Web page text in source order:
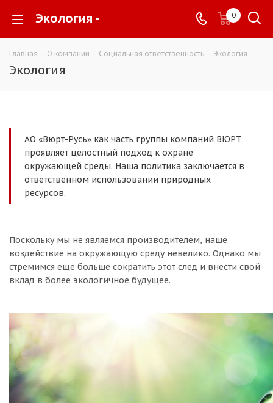
Экология - 0
Главная - О компании - Социальная ответственность - Экология
Экология
АО «Вюрт-Русь» как часть группы компаний ВЮРТ
проявляет целостный подход к охране
окружающей среды. Наша политика заключается в
ответственном использовании природных
ресурсов.
Поскольку мы не являемся производителем, наше
воздействие на окружающую среду невелико. Однако мы
стремимся еще больше сократить этот след и внести свой
вклад в более экологичное будущее.